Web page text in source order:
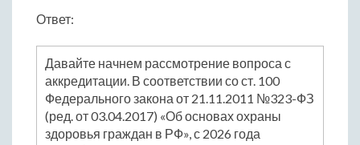
Ответ:
Давайте начнем рассмотрение вопроса с
аккредитации. В соответствии со ст. 100
Федерального закона от 21.11.2011 №323-ФЗ
(ред. от 03.04.2017) «Об основах охраны
здоровья граждан в РФ», с 2026 года